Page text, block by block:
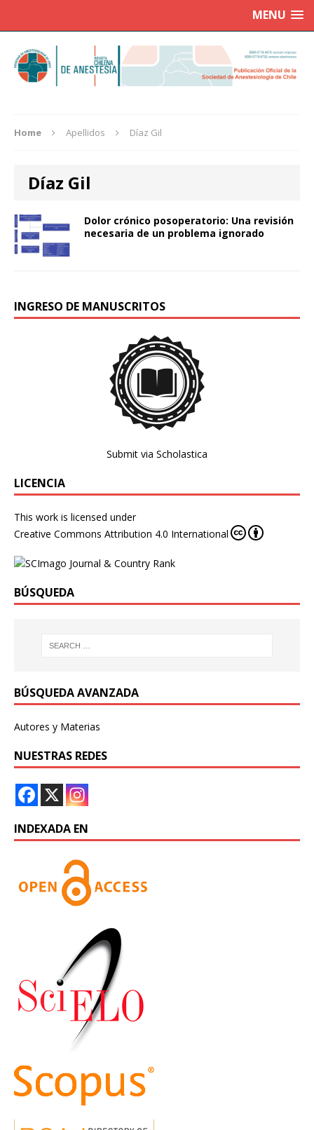
MENU
Home Apellidos Díaz Gil
Díaz Gil
Dolor crónico posoperatorio: Una revisión
necesaria de un problema ignorado
INGRESO DE MANUSCRITOS
Submit via Scholastica
LICENCIA
This work is licensed under
Creative Commons Attribution 4.0 International
BÚSQUEDA
BÚSQUEDA AVANZADA
Autores y Materias
NUESTRAS REDES
INDEXADA EN